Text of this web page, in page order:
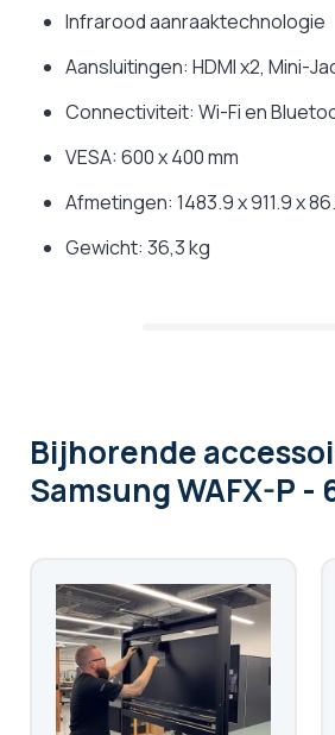
Infrarood aanraaktechnologie
Aansluitingen: HDMI x2, Mini-
Connectiviteit: Wi-Fi en
VESA: 600 x 400 mm
Afmetingen: 1483.9 x 911.9 x
Gewicht: 36,3 kg
Bijhorende
Samsung WAFX-P -